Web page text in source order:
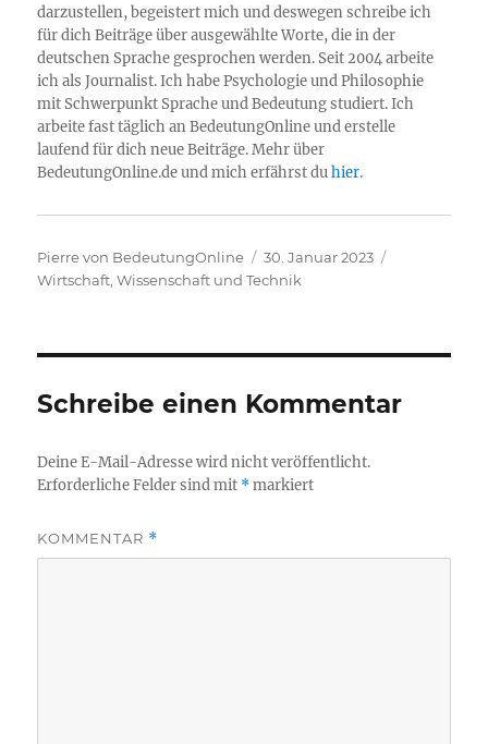
darzustellen, begeistert mich und deswegen schreibe ich
für dich Beiträge über ausgewählte Worte, die in der
deutschen Sprache gesprochen werden. Seit 2004 arbeite
ich als Journalist. Ich habe Psychologie und Philosophie
mit Schwerpunkt Sprache und Bedeutung studiert. Ich
arbeite fast täglich an BedeutungOnline und erstelle
laufend für dich neue Beiträge. Mehr über
BedeutungOnline.de und mich erfährst duhier.
Autor
Pierre von BedeutungOnline
Veröffentlicht
am
30. Januar 2023
Wirtschaft ,Wissenschaft und Technik
Schreibe einen Kommentar
Deine E-Mail-Adresse wird nicht veröffentlicht.
Erforderliche Felder sind mit *markiert
KOMMENTAR *